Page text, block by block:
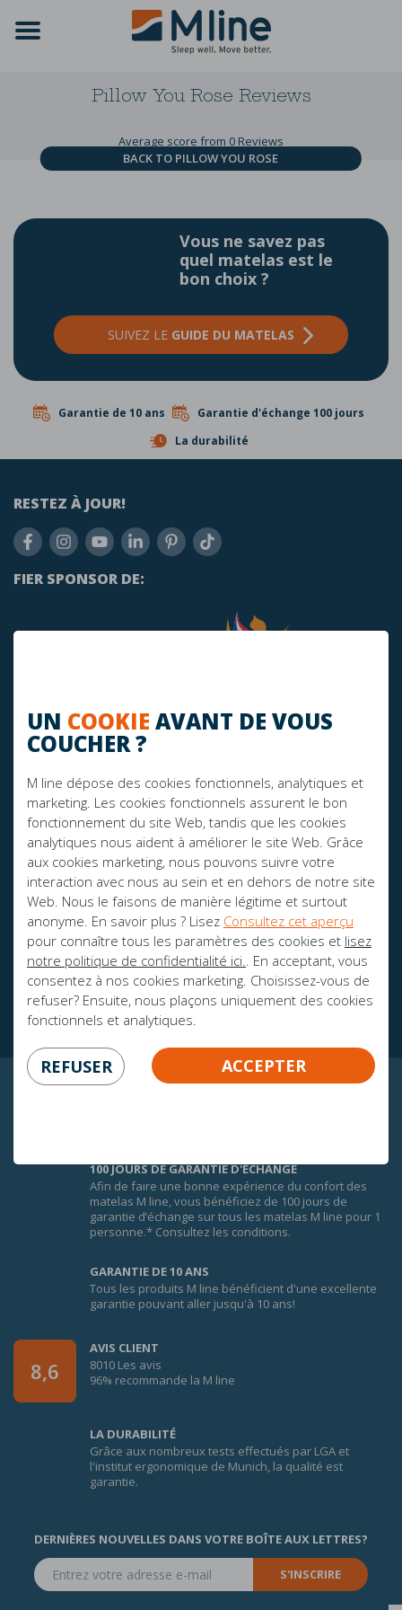
UN COOKIE AVANT DE VOUS
COUCHER ?
M line dépose des cookies fonctionnels, analytiques et
marketing. Les cookies fonctionnels assurent le bon
fonctionnement du site Web, tandis que les cookies
analytiques nous aident à améliorer le site Web. Grâce
aux cookies marketing, nous pouvons suivre votre
interaction avec nous au sein et en dehors de notre site
Web. Nous le faisons de manière légitime et surtout
anonyme. En savoir plus ? Lisez Consultez cet aperçu
pour connaître tous les paramètres des cookies et lisez
notre politique de confidentialité ici.
. En acceptant, vous
consentez à nos cookies marketing. Choisissez-vous de
refuser? Ensuite, nous plaçons uniquement des cookies
fonctionnels et analytiques.
REFUSER ACCEPTER
Pillow You Rose Reviews
Average score from 0 Reviews
BACK TO PILLOW YOU ROSE
Vous ne savez pas
quel matelas est le
bon choix ?
SUIVEZ LE GUIDE DU MATELAS
Garantie de 10 ans
Garantie d'échange 100 jours
La durabilité
RESTEZ À JOUR!
FIER SPONSOR DE:
AVEZ-VOUS DES QUESTIONS?
info@mline.nl
+31 413-243050
Des brochures
100 JOURS DE GARANTIE D'ÉCHANGE
Afin de faire une bonne expérience du confort des
matelas M line, vous bénéficiez de 100 jours de
garantie d’échange sur tous les matelas M line pour 1
personne.* Consultez les conditions.
GARANTIE DE 10 ANS
Tous les produits M line bénéficient d'une excellente
garantie pouvant aller jusqu'à 10 ans!
8,6
AVIS CLIENT
8010 Les avis
96% recommande la M line
LA DURABILITÉ
Grâce aux nombreux tests effectués par LGA et
l'institut ergonomique de Munich, la qualité est
garantie.
DERNIÈRES NOUVELLES DANS VOTRE BOÎTE AUX LETTRES?
S'INSCRIRE